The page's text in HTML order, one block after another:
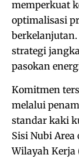
memperkuat
optimalisasi
strategi
pasokan
Komitmen
melalui
standar kaki
Sisi Nubi Area
Wilayah Kerja